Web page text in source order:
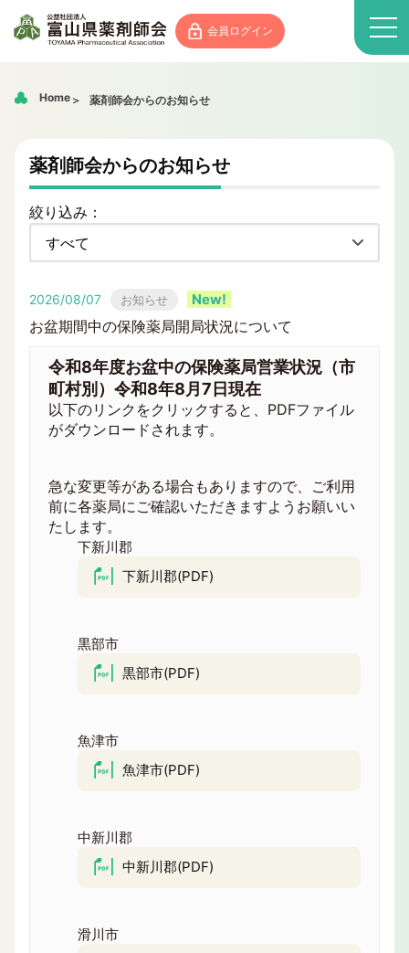
会員ログイン
Home 薬剤師会からのお知らせ
薬剤師会からのお知らせ
絞り込み：
2026/08/07 お知らせ
お盆期間中の保険薬局開局状況について
令和8年度お盆中の保険薬局営業状況（市
町村別）令和8年8月7日現在
以下のリンクをクリックすると、PDFファイル
がダウンロードされます。
急な変更等がある場合もありますので、ご利用
前に各薬局にご確認いただきますようお願いい
たします。
下新川郡
下新川郡(PDF)
黒部市
黒部市(PDF)
魚津市
魚津市(PDF)
中新川郡
中新川郡(PDF)
滑川市